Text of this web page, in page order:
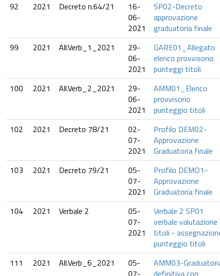
92
2021 Decreto n.64/21
16-
06-
2021
SP02-Decreto
approvazione
graduatoria finale
99
2021 All.Verb_1_2021
29-
06-
2021
GARE01_Allegato
elenco provvisorio
punteggi titoli
100
2021 All.Verb_2_2021
29-
06-
2021
AMM01_Elenco
provvisorio
punteggio titoli
102
2021 Decreto 78/21
02-
07-
2021
Profilo DEM02-
Approvazione
Graduatoria finale
103
2021 Decreto 79/21
05-
07-
2021
Profilo DEMO1-
Approvazione
Graduatoria finale
104
2021 Verbale 2
05-
07-
2021
Verbale 2 SP01
verbale valutazione
titoli -
punteggio titoli
111
2021 All.Verb_6_2021
05-
07-
AMM03-
definitiva con